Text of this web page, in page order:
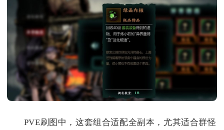
PVE刷图中，这套组合适配全副本，尤其适合群怪